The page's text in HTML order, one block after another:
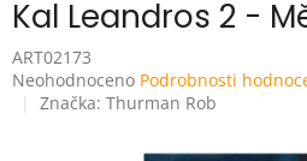
Kal Leandros 2 -
ART02173
Průměrné
hodnocení
Neohodnoceno Podrobnosti
Značka: Thurman Rob